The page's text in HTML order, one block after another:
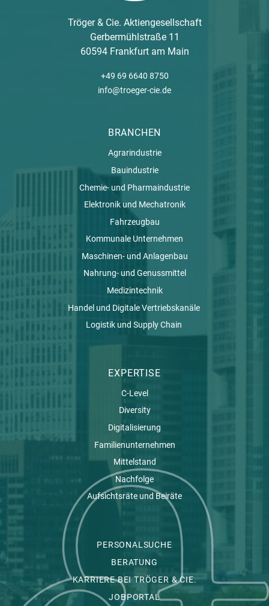
Tröger & Cie. Aktiengesellschaft
Gerbermühlstraße 11
60594 Frankfurt am Main
+49 69 6640 8750
info@troeger-cie.de
BRANCHEN
Agrarindustrie
Bauindustrie
Chemie- und Pharmaindustrie
Elektronik und Mechatronik
Fahrzeugbau
Kommunale Unternehmen
Maschinen- und Anlagenbau
Nahrung- und Genussmittel
Medizintechnik
Handel und Digitale Vertriebskanäle
Logistik und Supply Chain
EXPERTISE
C-Level
Diversity
Digitalisierung
Familienunternehmen
Mittelstand
Nachfolge
Aufsichtsräte und Beiräte
PERSONALSUCHE
BERATUNG
KARRIERE BEI TRÖGER & CIE.
JOBPORTAL